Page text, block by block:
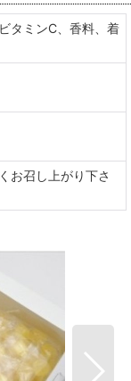
タミンC、香料、着
お召し上がり下さ